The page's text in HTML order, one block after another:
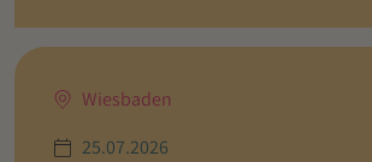
Wiesbaden
25.07.2026